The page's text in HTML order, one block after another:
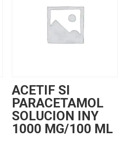
ACETIF SI
PARACETAMOL
SOLUCION INY
1000 MG/100 ML